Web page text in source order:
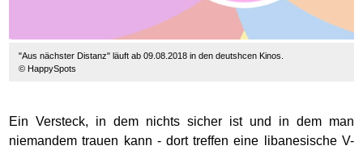
"Aus nächster Distanz" läuft ab 09.08.2018 in den deutshcen Kinos.
© HappySpots
Ein Versteck, in dem nichts sicher ist und in dem man
niemandem trauen kann - dort treffen eine libanesische V-